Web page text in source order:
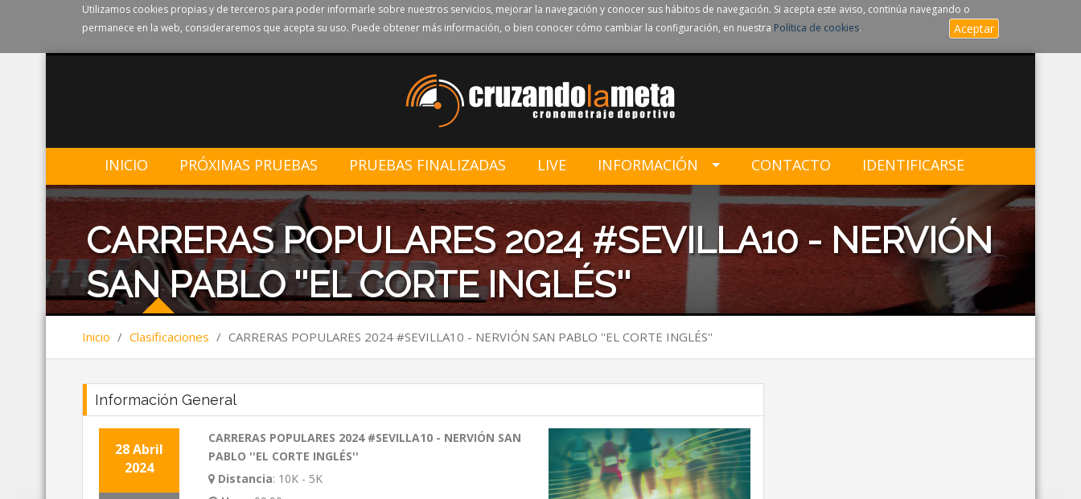
Utilizamos cookies propias y de terceros para poder informarle sobre nuestros servicios, mejorar la navegación y conocer sus hábitos de navegación. Si acepta este aviso, continúa navegando o
permanece en la web, consideraremos que acepta su uso. Puede obtener más información, o bien conocer cómo cambiar la configuración, en nuestra Política de cookies. Aceptar
INICIO PRÓXIMAS PRUEBAS PRUEBAS FINALIZADAS LIVE INFORMACIÓN CONTACTO IDENTIFICARSE
CARRERAS POPULARES 2024 #SEVILLA10 - NERVIÓN
SAN PABLO ''EL CORTE INGLÉS''
Inicio / Clasificaciones / CARRERAS POPULARES 2024 #SEVILLA10 - NERVIÓN SAN PABLO ''EL CORTE INGLÉS''
Información General
28 Abril
2024
CARRERAS POPULARES 2024 #SEVILLA10 - NERVIÓN SAN
PABLO ''EL CORTE INGLÉS''
Distancia: 10K - 5K